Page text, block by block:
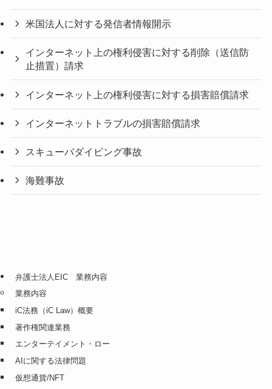
米国法人に対する発信者情報開示
インターネット上の権利侵害に対する削除（送信防
止措置）請求
インターネット上の権利侵害に対する損害賠償請求
インターネットトラブルの損害賠償請求
スキューバダイビング事故
海難事故
弁護士法人EIC 業務内容
業務内容
iC法務（iC Law）概要
著作権関連業務
エンターテイメント・ロー
AIに関する法律問題
仮想通貨/NFT